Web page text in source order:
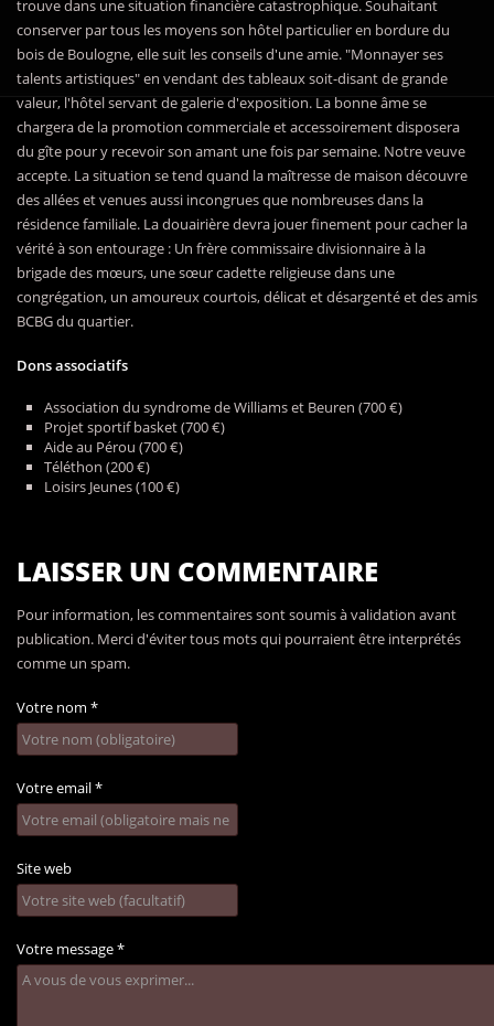
trouve dans une situation financière catastrophique. Souhaitant
conserver par tous les moyens son hôtel particulier en bordure du
bois de Boulogne, elle suit les conseils d'une amie. "Monnayer ses
talents artistiques" en vendant des tableaux soit-disant de grande
valeur, l'hôtel servant de galerie d'exposition. La bonne âme se
chargera de la promotion commerciale et accessoirement disposera
du gîte pour y recevoir son amant une fois par semaine. Notre veuve
accepte. La situation se tend quand la maîtresse de maison découvre
des allées et venues aussi incongrues que nombreuses dans la
résidence familiale. La douairière devra jouer finement pour cacher la
vérité à son entourage : Un frère commissaire divisionnaire à la
brigade des mœurs, une sœur cadette religieuse dans une
congrégation, un amoureux courtois, délicat et désargenté et des amis
BCBG du quartier.
Dons associatifs
Association du syndrome de Williams et Beuren (700 €)
Projet sportif basket (700 €)
Aide au Pérou (700 €)
Téléthon (200 €)
Loisirs Jeunes (100 €)
LAISSER UN COMMENTAIRE
Pour information, les commentaires sont soumis à validation avant
publication. Merci d'éviter tous mots qui pourraient être interprétés
comme un spam.
Votre nom *
Votre email*
Site web
Votre message*